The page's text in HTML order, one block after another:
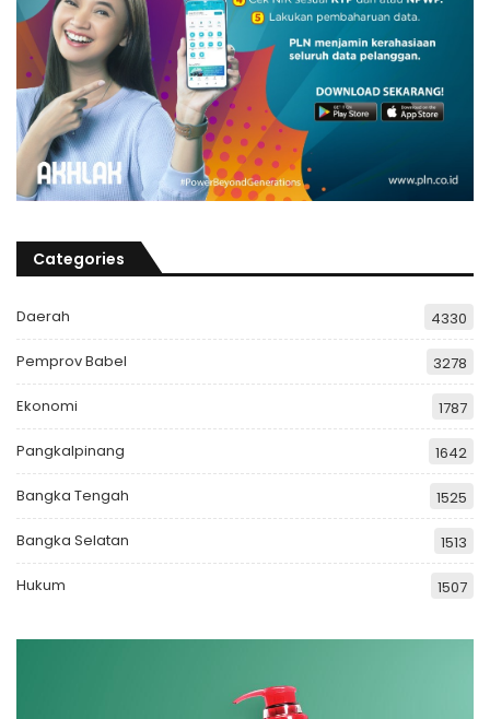
Categories
Daerah 4330
Pemprov Babel 3278
Ekonomi 1787
Pangkalpinang 1642
Bangka Tengah 1525
Bangka Selatan 1513
Hukum 1507